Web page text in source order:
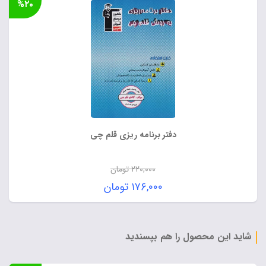
دفتر برنامه ریزی قلم چی
۲۲۰,۰۰۰تومان
قیمت
اصلی:
بود.
۱۷۶,۰۰۰ تومان
قیمت
۱۷۶,۰۰۰ تومان.
%۲۰
شاید این محصول را هم بپسندید